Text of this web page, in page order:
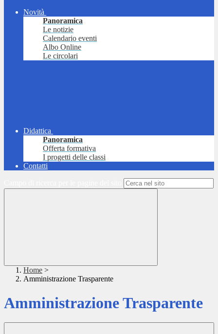
Novità
Panoramica
Le notizie
Calendario eventi
Albo Online
Le circolari
Didattica
Panoramica
Offerta formativa
I progetti delle classi
Contatti
Home >
Amministrazione Trasparente
Amministrazione Trasparente